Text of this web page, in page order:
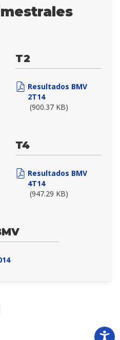
T2
Resultados BMV
2T14
(900.37 KB)
T4
Resultados BMV
4T14
(947.29 KB)